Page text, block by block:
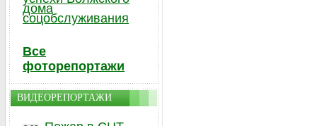
дома
соцобслуживания
Все
фоторепортажи
ВИДЕОРЕПОРТАЖИ